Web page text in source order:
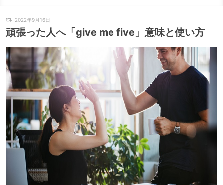
2022年9月16日
頑張った人へ「give me five」意味と使い方